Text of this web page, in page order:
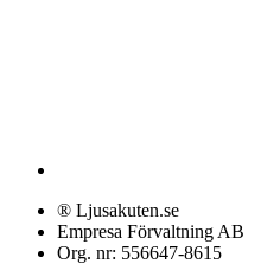
® Ljusakuten.se
Empresa Förvaltning AB
Org. nr: 556647-8615